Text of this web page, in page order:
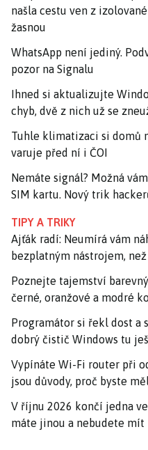
našla cestu ven z
žasnou
WhatsApp není jediný.
pozor na Signalu
Ihned si aktualizujte
chyb, dvě z nich už se
Tuhle klimatizaci si domů
varuje před ní i ČOI
Nemáte signál? Možná
SIM kartu. Nový trik
TIPY A TRIKY
Ajťák radí: Neumírá vám
bezplatným nástrojem,
Poznejte tajemství
černé, oranžové a modré
Programátor si řekl dost a
dobrý čistič Windows tu
Vypínáte Wi-Fi router při
jsou důvody, proč byste
V říjnu 2026 končí jedna
máte jinou a nebudete mít